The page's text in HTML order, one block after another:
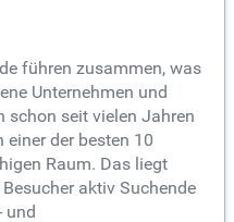
führen zusammen, was
Unternehmen und
schon seit vielen Jahren
der besten 10
Raum. Das liegt
aktiv Suchende
und